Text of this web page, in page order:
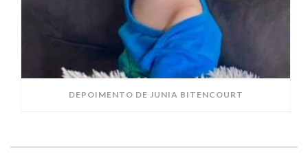
DEPOIMENTO DE JUNIA BITENCOURT